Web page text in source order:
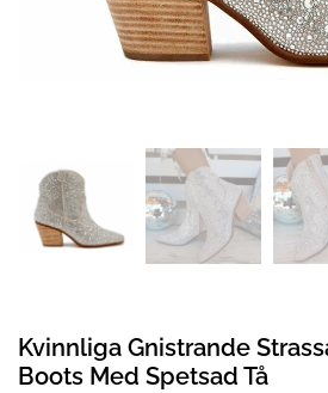
Kvinnliga Gnistrande
Boots Med Spetsad Tå